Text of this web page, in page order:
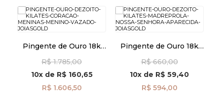
Pingente de Ouro 18k
Menino Vazado pi24484
R$ 1.785,00
10xde R$ 160,65
R$ 1.606,50
Pingente de Ouro 18k
Aparecida pi24491
R$ 660,00
10x de R$ 59,40
R$ 594,00